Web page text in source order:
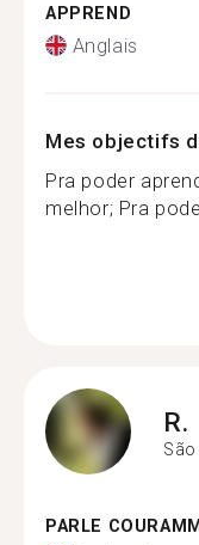
APPREND
Anglais
Mes objectifs
Pra poder
melhor; Pra
R.
PARLE